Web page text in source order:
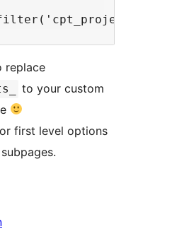
replace
to your custom
first level options